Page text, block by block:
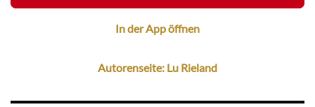
In der App öffnen
Autorenseite: Lu Rieland